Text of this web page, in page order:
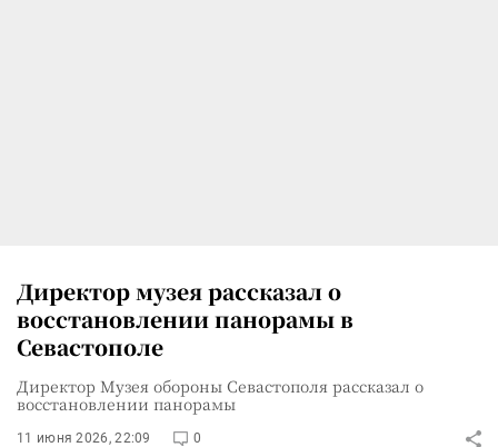
Директор музея рассказал о
восстановлении панорамы в
Севастополе
Директор Музея обороны Севастополя рассказал о
восстановлении панорамы
11 июня 2026, 22:09 0